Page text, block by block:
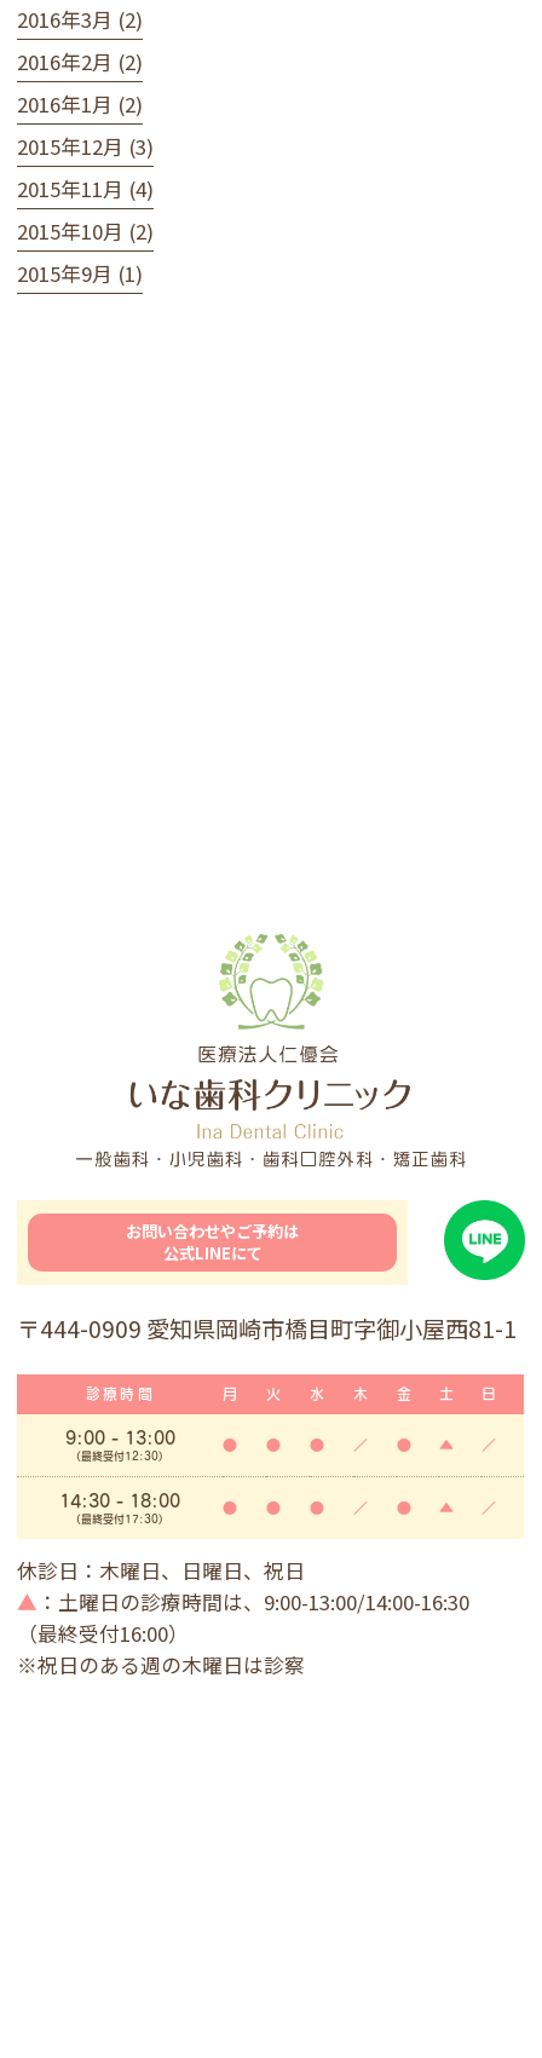
2016年3月 (2)
2016年2月 (2)
2016年1月 (2)
2015年12月 (3)
2015年11月 (4)
2015年10月 (2)
2015年9月 (1)
お問い合わせやご予約は
公式LINEにて
〒444-0909 愛知県岡崎市橋目町字御小屋西81-1
診療時間 月 火 水 木 金 土 日
9:00- 13:00
(最終受付12:30)
● ● ● ／ ● ▲ ／
14:30 - 18:00
(最終受付17:30)
● ● ● ／ ● ▲ ／
休診日：木曜日、日曜日、祝日
▲ ：土曜日の診療時間は、9:00-13:00/14:00-16:30
（最終受付16:00）
※祝日のある週の木曜日は診察